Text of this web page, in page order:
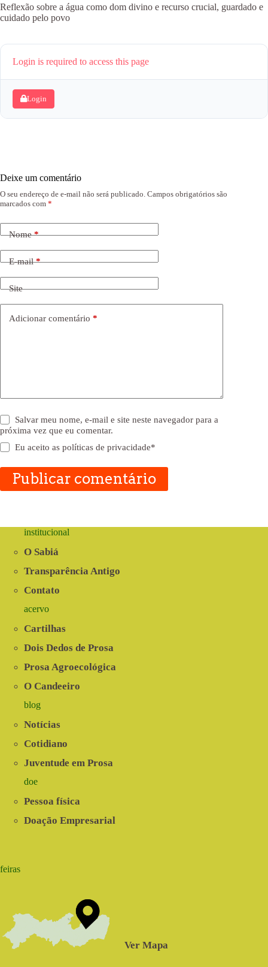
Reflexão sobre a água como dom divino e recurso crucial, guardado e
cuidado pelo povo
Login is required to access this page
Login
Deixe um comentário
O seu endereço de e-mail não será publicado. Campos obrigatórios são
marcados com *
Nome*
E-mail*
Site
Adicionar comentário *
Salvar meu nome, e-mail e site neste navegador para a
próxima vez que eu comentar.
Eu aceito aspolíticas de privacidade*
Publicar comentário
institucional
O Sabiá
Transparência Antigo
Contato
acervo
Cartilhas
Dois Dedos de Prosa
Prosa Agroecológica
O Candeeiro
blog
Notícias
Cotidiano
Juventude em Prosa
doe
Pessoa física
Doação Empresarial
feiras
Ver Mapa